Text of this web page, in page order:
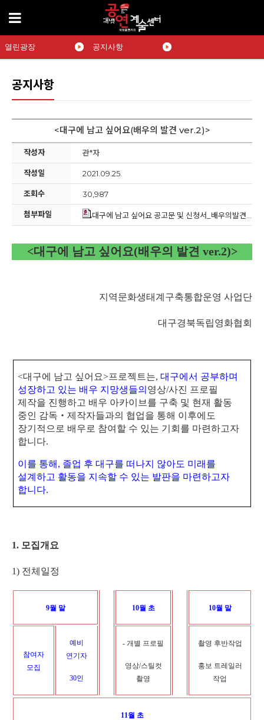
열린광장 공지사항
공지사항
<대구에 남고 싶어요(배우의 발견 ver.2)>
작성자 관*자
작성일 2021.09.25.
조회수 30,987
첨부파일 대구에 남고 싶어요 공고문 및 신청서_배우의발견 ver.2(최종).hwp
<대구에 남고 싶어요(배우의 발견 ver.2)>
지역문화생태계구축통합운영 사업단
대구경북독립영화협회
<대구에 남고 싶어요>프로젝트는, 대구에서 공부하며
성장하고 있는 배우 지망생들의 영상/사진 프로필
제작을 진행하고 배우 아카이브를 구축 및 현재 활동
중인 감독 ‧ 제작자들과의 협업을 통해 이후에도
장기적으로 배우로 참여할 수 있는 기회를 마련하고자
합니다.
이를 통해 , 졸업 후 대구를 떠나지 않아도 미래를
설계하고 활동을 지속할 수 있는 발판을 마련하고자
합니다.
1. 모집개요
1) 전체일정
9월 말 10월 초 10월 말
참여자
모집
예비
연기자
30인
- 개별 프로필
영상/스틸컷
촬영
촬영 후반작업
홍보 트레일러
작업
11월 초